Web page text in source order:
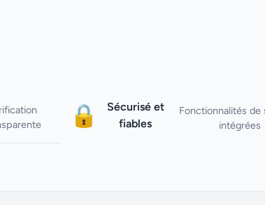
🔒
Sécurisé et
fiables
Fonctionnalités de
intégrées